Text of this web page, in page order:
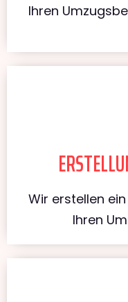
Ihren
Wir erstellen
Ihren